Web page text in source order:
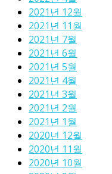
2021년 12월
2021년 11월
2021년 7월
2021년 6월
2021년 5월
2021년 4월
2021년 3월
2021년 2월
2021년 1월
2020년 12월
2020년 11월
2020년 10월